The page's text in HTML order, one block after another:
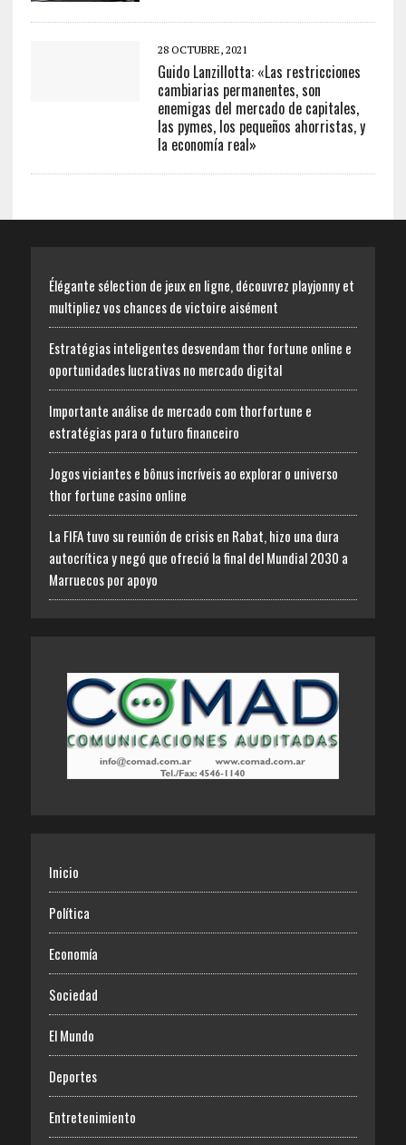
28 OCTUBRE, 2021
Guido Lanzillotta: «Las restricciones
cambiarias permanentes, son
enemigas del mercado de capitales,
las pymes, los pequeños ahorristas, y
la economía real»
Élégante sélection de jeux en ligne, découvrez playjonny et
multipliez vos chances de victoire aisément
Estratégias inteligentes desvendam thor fortune online e
oportunidades lucrativas no mercado digital
Importante análise de mercado com thorfortune e
estratégias para o futuro financeiro
Jogos viciantes e bônus incríveis ao explorar o universo
thor fortune casino online
La FIFA tuvo su reunión de crisis en Rabat, hizo una dura
autocrítica y negó que ofreció la final del Mundial 2030 a
Marruecos por apoyo
Inicio
Política
Economía
Sociedad
El Mundo
Deportes
Entretenimiento